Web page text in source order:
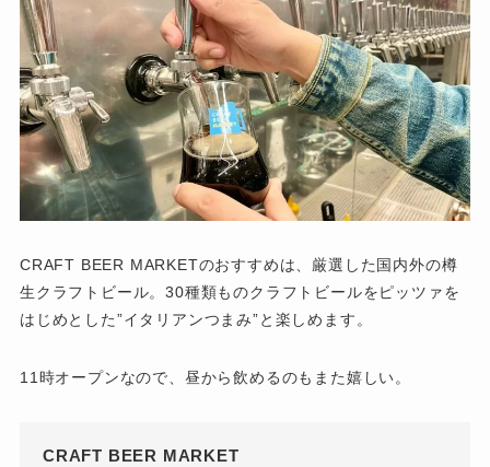
CRAFT BEER MARKETのおすすめは、厳選した国内外の樽
生クラフトビール。30種類ものクラフトビールをピッツァを
はじめとした”イタリアンつまみ”と楽しめます。
11時オープンなので、昼から飲めるのもまた嬉しい。
CRAFT BEER MARKET